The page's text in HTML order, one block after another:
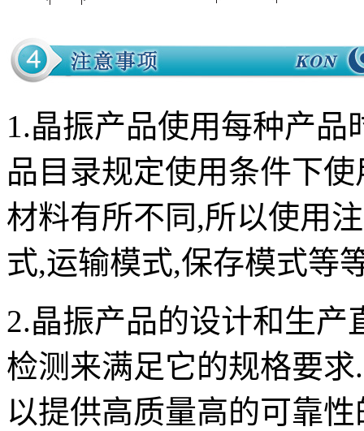
1.晶振产品使用每种产品
品目录规定使用条件下
材料有所不同,所以使用
式,运输模式,保存模式等
2.晶振产品的设计和生产
检测来满足它的规格要
以提供高质量高的可靠